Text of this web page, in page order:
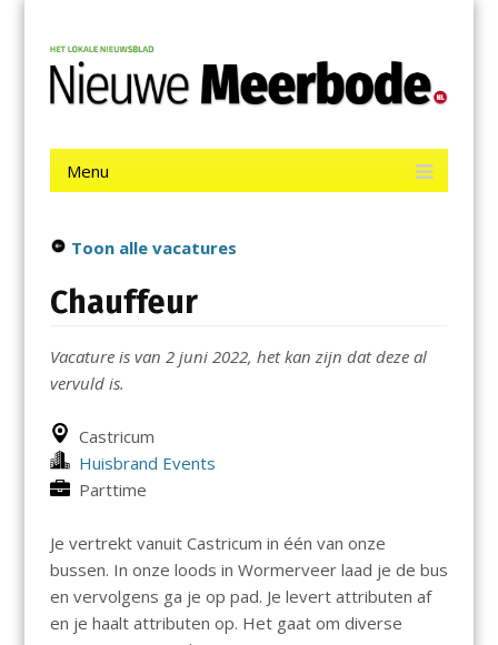
contentNieuwe Meerbode
Menu
Toon alle vacatures
Chauffeur
Vacature is van 2 juni 2022, het kan zijn dat deze al
vervuld is.
Castricum
Huisbrand Events
Parttime
Je vertrekt vanuit Castricum in één van onze
bussen. In onze loods in Wormerveer laad je de bus
en vervolgens ga je op pad. Je levert attributen af
en je haalt attributen op. Het gaat om diverse